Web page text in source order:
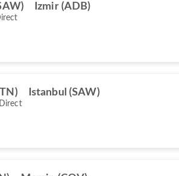
Izmir (ADB)
Istanbul (SAW)